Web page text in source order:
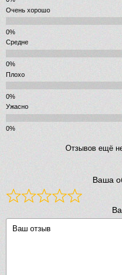
Очень хорошо
Средне
Плохо
Ужасно
Отзывов ещё
Ваша